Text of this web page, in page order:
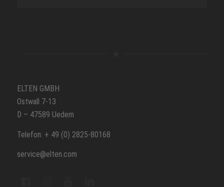
ELTEN GMBH
Ostwall 7-13
D – 47589 Uedem
Telefon: + 49 (0) 2825-80168
service@elten.com